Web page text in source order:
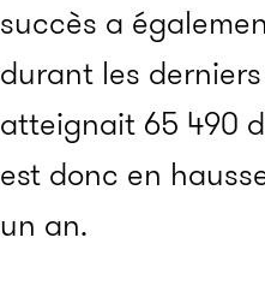
succès a
durant les
atteignait 65 490
est donc en
un an.